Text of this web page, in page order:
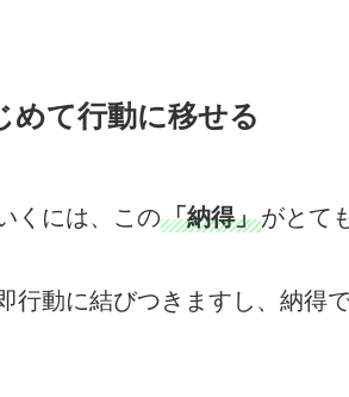
めて行動に移せる
くには、この「納得」がとて
行動に結びつきますし、納得